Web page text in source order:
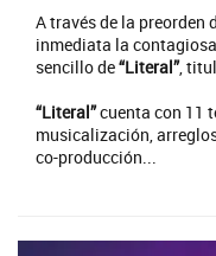
A través de la preorden
inmediata la
sencillo de“Literal”,
“Literal”cuenta con 11
musicalización,
co-producción...